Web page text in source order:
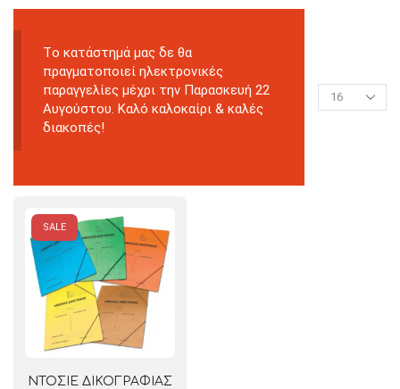
Tο κατάστημά μας δε θα
πραγματοποιεί ηλεκτρονικές
παραγγελίες μέχρι την Παρασκευή 22
Αυγούστου. Καλό καλοκαίρι & καλές
διακοπές!
SALE
ΝΤΟΣΙΕ ΔΙΚΟΓΡΑΦΙΑΣ